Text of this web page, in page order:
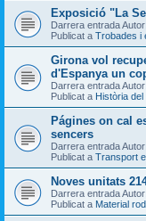
Exposició "La
Darrera entrada Autor:
Publicat a Trobades i
Girona vol
d'Espanya un
Darrera entrada Autor:
Publicat a Història
Págines on cal
sencers
Darrera entrada Autor:
Publicat a Transport
Noves unitats
Darrera entrada Autor:
Publicat a Material